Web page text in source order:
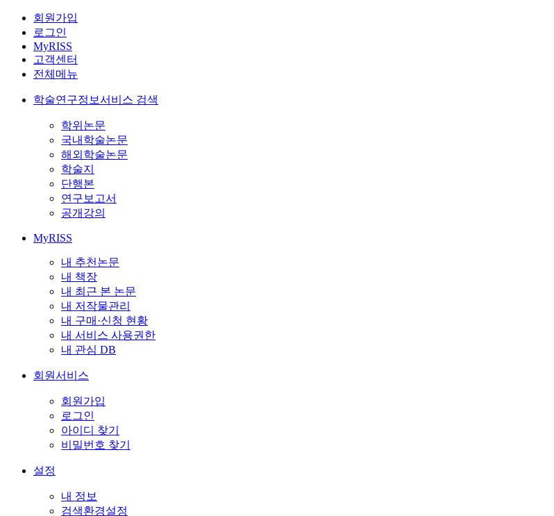
회원가입
로그인
MyRISS
고객센터
전체메뉴
학술연구정보서비스 검색
학위논문
국내학술논문
해외학술논문
학술지
단행본
연구보고서
공개강의
MyRISS
내 추천논문
내 책장
내 최근 본 논문
내 저작물관리
내 구매·신청 현황
내 서비스 사용권한
내 관심 DB
회원서비스
회원가입
로그인
아이디 찾기
비밀번호 찾기
설정
내 정보
검색환경설정